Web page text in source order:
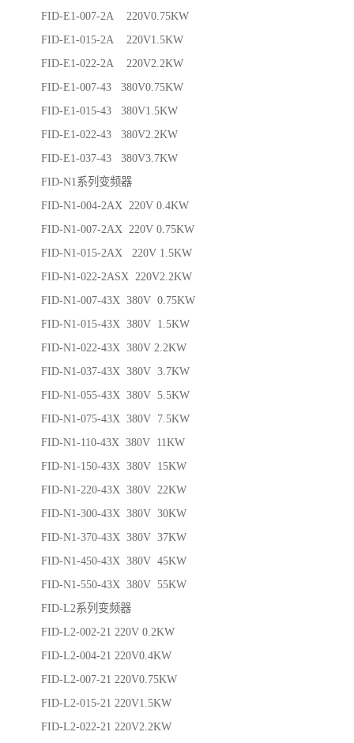
FID-E1-007-2A 220V0.75KW
FID-E1-015-2A 220V1.5KW
FID-E1-022-2A 220V2.2KW
FID-E1-007-43 380V0.75KW
FID-E1-015-43 380V1.5KW
FID-E1-022-43 380V2.2KW
FID-E1-037-43 380V3.7KW
FID-N1系列变频器
FID-N1-004-2AX 220V 0.4KW
FID-N1-007-2AX 220V 0.75KW
FID-N1-015-2AX 220V 1.5KW
FID-N1-022-2ASX 220V2.2KW
FID-N1-007-43X 380V 0.75KW
FID-N1-015-43X 380V 1.5KW
FID-N1-022-43X 380V 2.2KW
FID-N1-037-43X 380V 3.7KW
FID-N1-055-43X 380V 5.5KW
FID-N1-075-43X 380V 7.5KW
FID-N1-110-43X 380V 11KW
FID-N1-150-43X 380V 15KW
FID-N1-220-43X 380V 22KW
FID-N1-300-43X 380V 30KW
FID-N1-370-43X 380V 37KW
FID-N1-450-43X 380V 45KW
FID-N1-550-43X 380V 55KW
FID-L2系列变频器
FID-L2-002-21 220V 0.2KW
FID-L2-004-21 220V0.4KW
FID-L2-007-21 220V0.75KW
FID-L2-015-21 220V1.5KW
FID-L2-022-21 220V2.2KW